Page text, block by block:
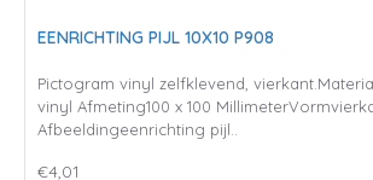
EENRICHTING PIJL 10X10 P908
Pictogram vinyl zelfklevend,
vinyl Afmeting100 x 100
Afbeeldingeenrichting pijl..
€4,01